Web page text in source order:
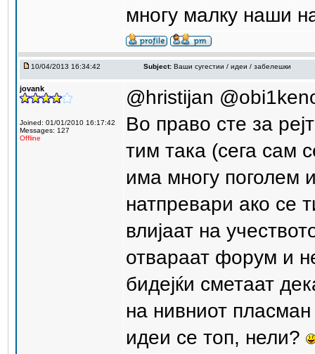
многу малку наши
10/04/2013 16:34:42 Subject: Ваши сугестии / идеи / забелешки
jovank
Joined: 01/01/2010 16:17:42
Messages: 127
Offline
@hristijan
Во право сте за
тим така (сега сам
има многу поголем
натпревари ако се
влијаат на
отвараат форум и
бидејќи сметаат
на нивниот
идеи се топ, нели?